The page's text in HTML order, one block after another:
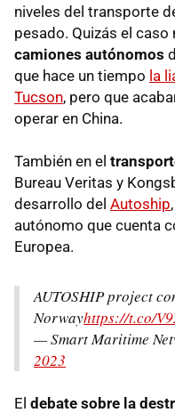
niveles del transporte
pesado. Quizás el
camiones autónomos
que hace un tiempo la
Tucson, pero que
operar en China.
También en el
Bureau Veritas y
desarrollo del Autoship
autónomo que cuenta
Europea.
AUTOSHIP project
Norwayhttps://t.co/
— Smart Maritime
2023
El debate sobre la